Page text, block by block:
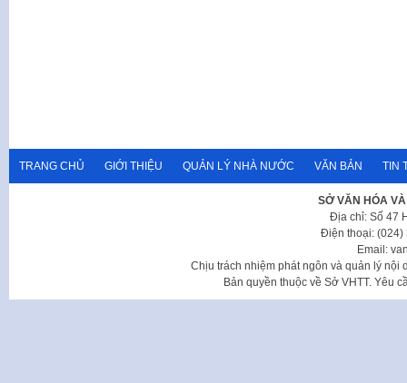
TRANG CHỦ GIỚI THIỆU QUẢN LÝ NHÀ NƯỚC VĂN BẢN TIN
SỞ VĂN HÓA
Địa chỉ: Số 47
Điện thoại: (024)
Email:
Chịu trách nhiệm phát ngôn và quản lý nội
Bản quyền thuộc về Sở VHTT. Yêu